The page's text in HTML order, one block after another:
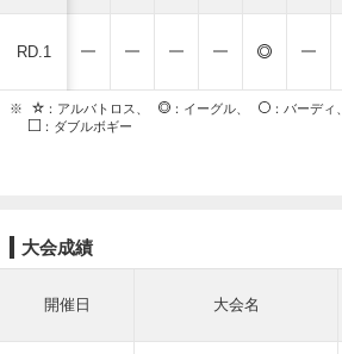
RD.1
※ ：アルバトロス、 ：イーグル、 ：バーディ、
：ダブルボギー
大会成績
開催日 大会名